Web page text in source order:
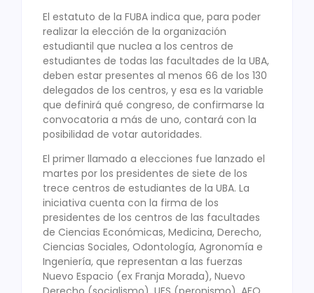
El estatuto de la FUBA indica que, para poder
realizar la elección de la organización
estudiantil que nuclea a los centros de
estudiantes de todas las facultades de la UBA,
deben estar presentes al menos 66 de los 130
delegados de los centros, y esa es la variable
que definirá qué congreso, de confirmarse la
convocatoria a más de uno, contará con la
posibilidad de votar autoridades.
El primer llamado a elecciones fue lanzado el
martes por los presidentes de siete de los
trece centros de estudiantes de la UBA. La
iniciativa cuenta con la firma de los
presidentes de los centros de las facultades
de Ciencias Económicas, Medicina, Derecho,
Ciencias Sociales, Odontología, Agronomía e
Ingeniería, que representan a las fuerzas
Nuevo Espacio (ex Franja Morada), Nuevo